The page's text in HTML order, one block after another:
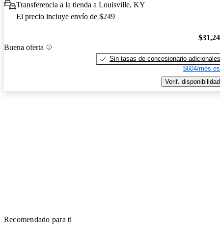
Transferencia a la tienda a Louisville, KY
El precio incluye envío de $249
Buena oferta
Sin tasas de concesionario adicionales
$604/mes
Verif. disponibilidad
Recomendado para ti